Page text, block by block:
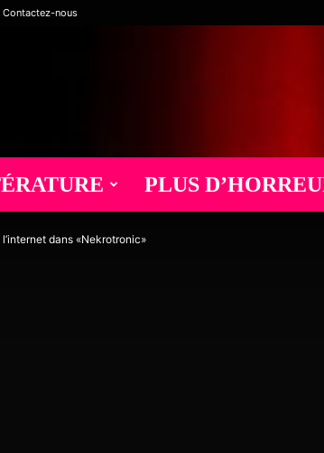
Contactez-nous
PLUS
dans «Nekrotronic»